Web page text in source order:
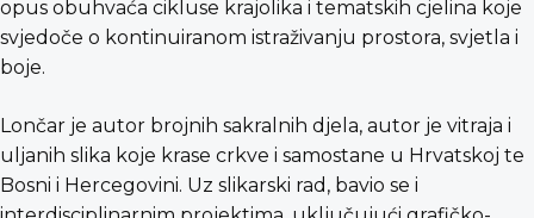
opus obuhvaća cikluse krajolika i tematskih cjelina koje
svjedoče o kontinuiranom istraživanju prostora, svjetla i
boje.
Lončar je autor brojnih sakralnih djela, autor je vitraja i
uljanih slika koje krase crkve i samostane u Hrvatskoj te
Bosni i Hercegovini. Uz slikarski rad, bavio se i